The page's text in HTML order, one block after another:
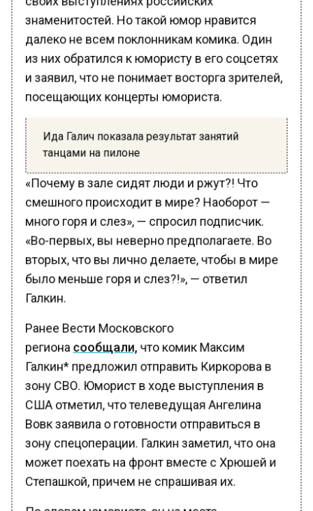
знаменитостей. Но такой юмор нравится
далеко не всем поклонникам комика. Один
из них обратился к юмористу в его соцсетях
и заявил, что не понимает восторга зрителей,
посещающих концерты юмориста.
Ида Галич показала результат занятий
танцами на пилоне
«Почему в зале сидят люди и ржут?! Что
смешного происходит в мире? Наоборот —
много горя и слез», — спросил подписчик.
«Во-первых, вы неверно предполагаете. Во
вторых, что вы лично делаете, чтобы в мире
было меньше горя и слез?!», — ответил
Галкин.
Ранее Вести Московского
региона сообщали, что комик Максим
Галкин* предложил отправить Киркорова в
зону СВО. Юморист в ходе выступления в
США отметил, что телеведущая Ангелина
Вовк заявила о готовности отправиться в
зону спецоперации. Галкин заметил, что она
может поехать на фронт вместе с Хрюшей и
Степашкой, причем не спрашивая их.